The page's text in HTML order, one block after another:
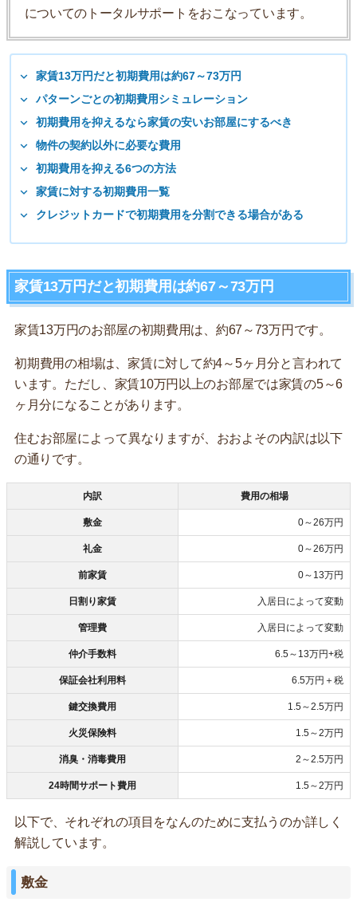
についてのトータルサポートをおこなっています。
家賃13万円だと初期費用は約67～73万円
パターンごとの初期費用シミュレーション
初期費用を抑えるなら家賃の安いお部屋にするべき
物件の契約以外に必要な費用
初期費用を抑える6つの方法
家賃に対する初期費用一覧
クレジットカードで初期費用を分割できる場合がある
家賃13万円だと初期費用は約67～73万円
家賃13万円のお部屋の初期費用は、約67～73万円です。
初期費用の相場は、家賃に対して約4～5ヶ月分と言われて
います。ただし、家賃10万円以上のお部屋では家賃の5～6
ヶ月分になることがあります。
住むお部屋によって異なりますが、おおよその内訳は以下
の通りです。
内訳 費用の相場
敷金 0～26万円
礼金 0～26万円
前家賃 0～13万円
日割り家賃 入居日によって変動
管理費 入居日によって変動
仲介手数料 6.5～13万円+税
保証会社利用料 6.5万円＋税
鍵交換費用 1.5～2.5万円
火災保険料 1.5～2万円
消臭・消毒費用 2～2.5万円
24時間サポート費用 1.5～2万円
以下で、それぞれの項目をなんのために支払うのか詳しく
解説しています。
敷金